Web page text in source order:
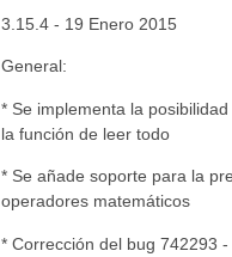
3.15.4 - 19 Enero 2015
General:
* Se implementa la
la función de leer todo
* Se añade soporte para la
operadores matemáticos
* Corrección del bug 742293